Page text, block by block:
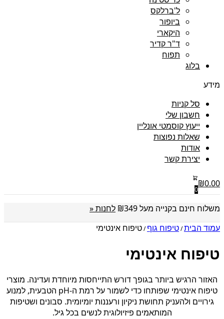
ל'ברלקס
ביופור
היקארי
ד"ר קדיר
תפוח
בלוג
מידע
סל קניות
חשבון שלי
ייעוץ קוסמטי אונליין
שאלות נפוצות
אודות
יצירת קשר
₪0.00
0
משלוח חינם בקנייה מעל ₪349
לחנות «
עמוד הבית/טיפוח גוף/טיפוח אינטימי
טיפוח אינטימי
האזור הרגיש ביותר בגופך דורש התייחסות מיוחדת ועדינה. מוצרי
טיפוח אינטימי שפותחו כדי לשמור על רמת ה-pH הטבעית, למנוע
גירויים ולהעניק תחושת ניקיון ורעננות יומיומית. סבונים ושטיפות
המותאמים פיזיולוגית לנשים בכל גיל.